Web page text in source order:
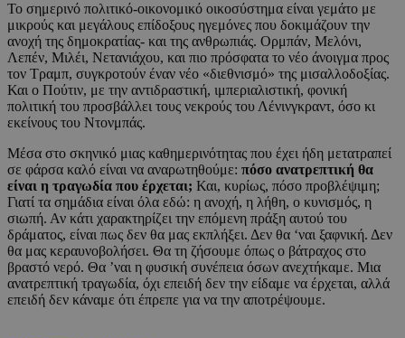
Το σημερινό πολιτικό-οικονομικό οικοσύστημα είναι γεμάτο με
μικρούς και μεγάλους επίδοξους ηγεμόνες που δοκιμάζουν την
ανοχή της δημοκρατίας- και της ανθρωπιάς. Ορμπάν, Μελόνι,
Λεπέν, Μιλέι, Νετανιάχου, και πιο πρόσφατα το νέο άνοιγμα προς
τον Τραμπ, συγκροτούν έναν νέο «διεθνισμό» της μισαλλοδοξίας.
Και ο Πούτιν, με την αντιδραστική, ιμπεριαλιστική, φονική
πολιτική του προσβάλλει τους νεκρούς του Λένινγκραντ, όσο κι
εκείνους του Ντονμπάς.
Μέσα στο σκηνικό μιας καθημερινότητας που έχει ήδη μετατραπεί
σε φάρσα καλό είναι να αναρωτηθούμε: πόσο ανατρεπτική θα
είναι η τραγωδία που έρχεται; Και, κυρίως, πόσο προβλέψιμη;
Γιατί τα σημάδια είναι όλα εδώ: η ανοχή, η λήθη, ο κυνισμός, η
σιωπή. Αν κάτι χαρακτηρίζει την επόμενη πράξη αυτού του
δράματος, είναι πως δεν θα μας εκπλήξει. Δεν θα ‘ναι ξαφνική. Δεν
θα μας κεραυνοβολήσει. Θα τη ζήσουμε όπως ο βάτραχος στο
βραστό νερό. Θα ’ναι η φυσική συνέπεια όσων ανεχτήκαμε. Μια
ανατρεπτική τραγωδία, όχι επειδή δεν την είδαμε να έρχεται, αλλά
επειδή δεν κάναμε ότι έπρεπε για να την αποτρέψουμε.